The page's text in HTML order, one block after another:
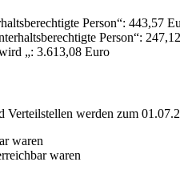
Person“: 443,57
Person“:
„: 3.613,08 Euro
werden zum
waren
waren